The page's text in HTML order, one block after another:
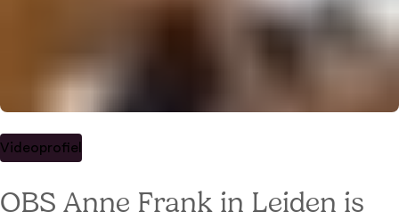
Videoprofiel
OBS Anne Frank in Leiden is